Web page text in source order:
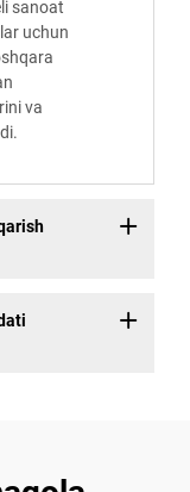
sanoat
uchun
va